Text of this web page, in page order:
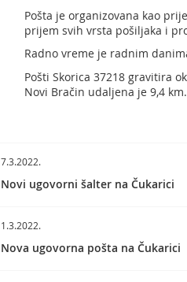
Pošta je organizovana kao
prijem svih vrsta pošiljaka i
Radno vreme je radnim
Pošti Skorica 37218 gravitira
Novi Bračin udaljena je 9,4 km.
7.3.2022.
Novi ugovorni šalter na Čukarici
1.3.2022.
Nova ugovorna pošta na Čukarici